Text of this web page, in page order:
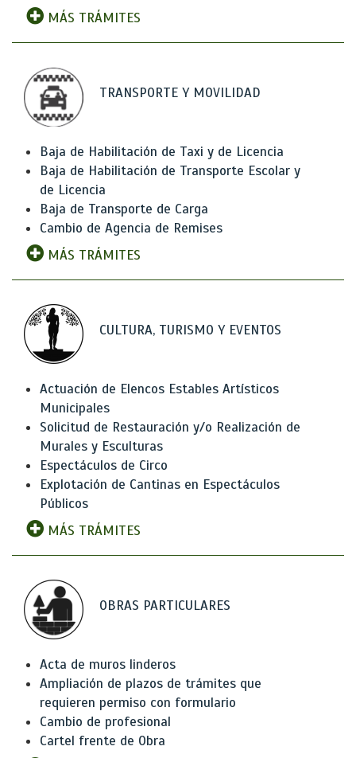
MÁS TRÁMITES
TRANSPORTE Y MOVILIDAD
Baja de Habilitación de Taxi y de Licencia
Baja de Habilitación de Transporte Escolar y
de Licencia
Baja de Transporte de Carga
Cambio de Agencia de Remises
MÁS TRÁMITES
CULTURA, TURISMO Y EVENTOS
Actuación de Elencos Estables Artísticos
Municipales
Solicitud de Restauración y/o Realización de
Murales y Esculturas
Espectáculos de Circo
Explotación de Cantinas en Espectáculos
Públicos
MÁS TRÁMITES
OBRAS PARTICULARES
Acta de muros linderos
Ampliación de plazos de trámites que
requieren permiso con formulario
Cambio de profesional
Cartel frente de Obra